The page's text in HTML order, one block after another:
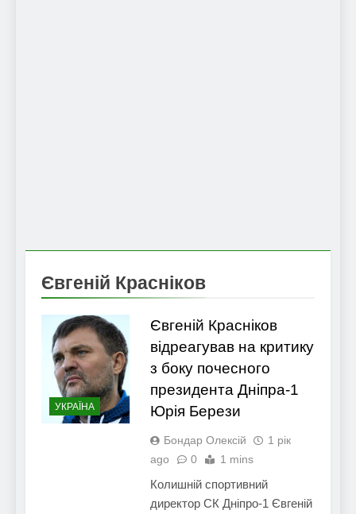
Євгеній Красніков
УКРАЇНА
Євгеній Красніков
відреагував на критику
з боку почесного
президента Дніпра-1
Юрія Берези
Бондар Олексій
1 рік
ago
0 1 mins
Колишній спортивний
директор СК Дніпро-1 Євгеній